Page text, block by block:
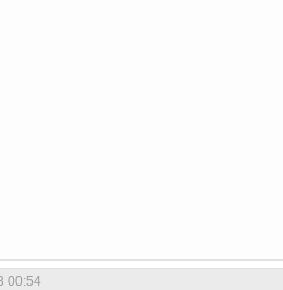
00:54